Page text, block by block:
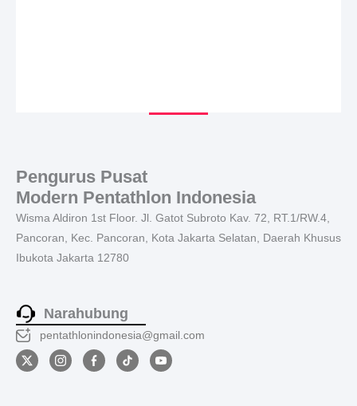
Pengurus Pusat
Modern Pentathlon Indonesia
Wisma Aldiron 1st Floor. Jl. Gatot Subroto Kav. 72, RT.1/RW.4,
Pancoran, Kec. Pancoran, Kota Jakarta Selatan, Daerah Khusus
Ibukota Jakarta 12780
Narahubung
pentathlonindonesia@gmail.com